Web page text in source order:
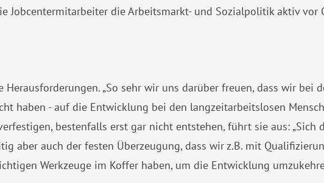
Jobcentermitarbeiter die Arbeitsmarkt- und Sozialpolitik aktiv vor
„So sehr wir uns darüber freuen, dass wir bei
haben - auf die Entwicklung bei den langzeitarbeitslosen
bestenfalls erst gar nicht entstehen, führt sie aus: „Sich
aber auch der festen Überzeugung, dass wir z.B. mit
Werkzeuge im Koffer haben, um die Entwicklung